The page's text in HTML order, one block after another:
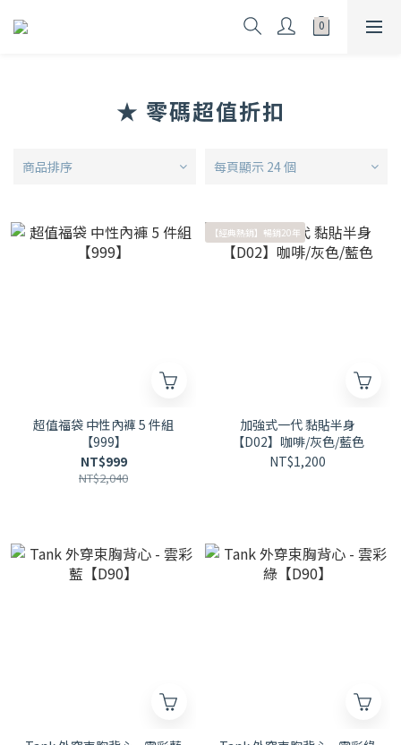
★ 零碼超值折扣
商品排序 每頁顯示 24 個
超值福袋 中性內褲 5 件組
【999】
NT$999
NT$2,040
【經典熱銷】暢銷20年
加強式一代 黏貼半身
【D02】咖啡/灰色/藍色
NT$1,200